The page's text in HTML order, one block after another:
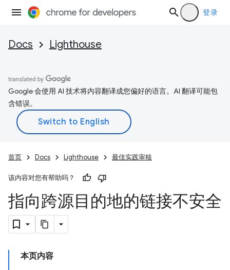
登录
Docs Lighthouse
Google 会使用 AI 技术将内容翻译成您偏好的语言。AI 翻译可能包
含错误。
首页 Docs Lighthouse 最佳实践审核
该内容对您有帮助吗？
指向跨源目的地的链接不安全
本页内容